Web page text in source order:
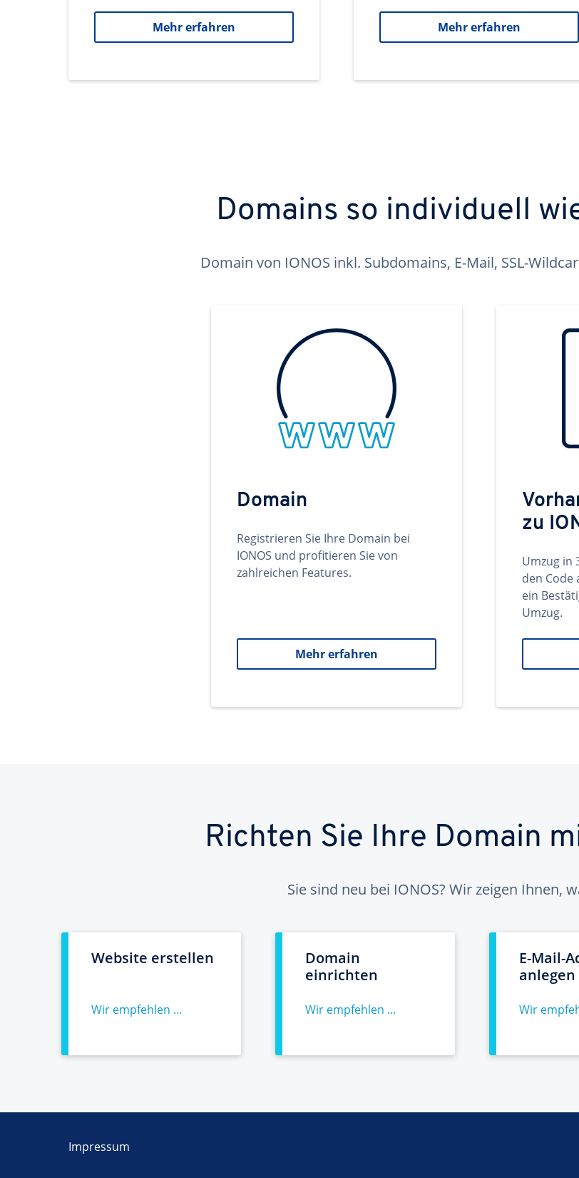
Mehr erfahren Mehr erfahren
Domains so individuell
Domain von IONOS inkl. Subdomains, E-Mail, SSL-
Domain
Registrieren Sie Ihre Domain bei
IONOS und profitieren Sie von
zahlreichen Features.
Mehr erfahren
zu
Umzug in
den Code
ein
Umzug.
Richten Sie Ihre Domain
Sie sind neu bei IONOS? Wir zeigen Ihnen,
Website erstellen
Wir empfehlen ...
Domain
einrichten
Wir empfehlen ...
E-Mail-
anlegen
Wir
Impressum